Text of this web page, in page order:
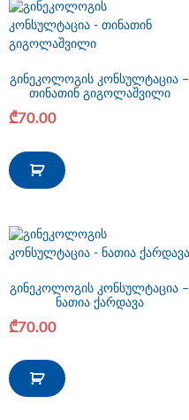
გინეკოლოგის კონსულტაცია –
თინათინ გიგოლაშვილი
₾70.00
გინეკოლოგის კონსულტაცია –
ნათია ქარდავა
₾70.00